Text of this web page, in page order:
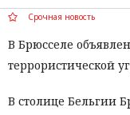
Срочная новость
В Брюсселе
террористической
В столице Бельгии